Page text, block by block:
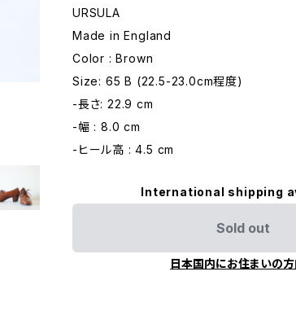
URSULA
Made in England
Color : Brown
Size: 65 B (22.5-23.0cm程度)
-長さ: 22.9 cm
-幅 : 8.0 cm
-ヒール高 : 4.5 cm
International shipping
Sold out
日本国内にお住まいの